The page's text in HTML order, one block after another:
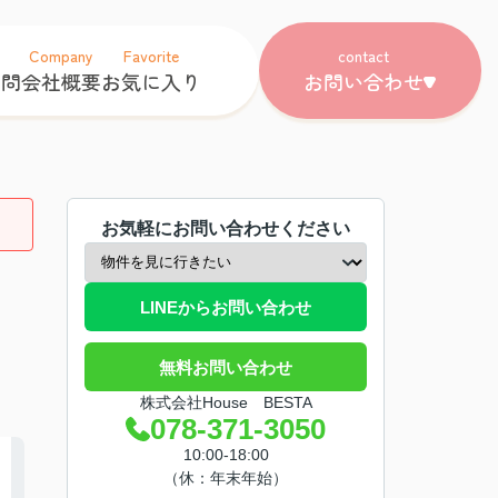
Company
会社概要
Favorite
お気に入り
contact
お問い合わせ
お気軽にお問い合わせください
LINEからお問い合わせ
無料お問い合わせ
株式会社House BESTA
078-371-3050
10:00-18:00
（休：年末年始）